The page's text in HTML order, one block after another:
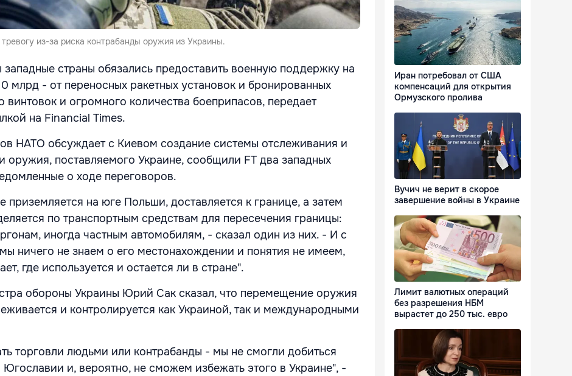
из-за риска контрабанды оружия из Украины.
страны обязались предоставить военную поддержку на
млрд - от переносных ракетных установок и бронированных
винтовок и огромного количества боеприпасов, передает
на Financial Times.
НАТО обсуждает с Киевом создание системы отслеживания и
оружия, поставляемого Украине, сообщили FT два западных
о ходе переговоров.
приземляется на юге Польши, доставляется к границе, а затем
по транспортным средствам для пересечения границы:
иногда частным автомобилям, - сказал один из них. - И с
ничего не знаем о его местонахождении и понятия не имеем,
где используется и остается ли в стране".
обороны Украины Юрий Сак сказал, что перемещение оружия
и контролируется как Украиной, так и международными
торговли людьми или контрабанды - мы не смогли добиться
и, вероятно, не сможем избежать этого в Украине", -
Иран потребовал от США
компенсаций для открытия
Ормузского пролива
Вучич не верит в скорое
завершение войны в Украине
Лимит валютных операций
без разрешения НБМ
вырастет до 250 тыс. евро